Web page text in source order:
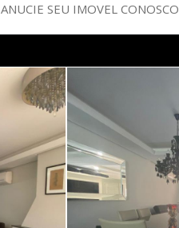
ANUCIE SEU IMOVEL CONOSCO